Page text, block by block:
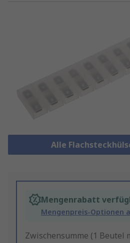
Alle
Mengenrabatt
Mengenpreis-Optionen
Zwischensumme (1 Beutel